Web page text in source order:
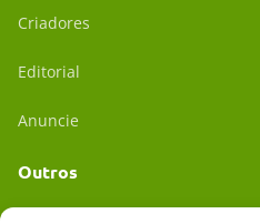
Criadores
Editorial
Anuncie
Outros